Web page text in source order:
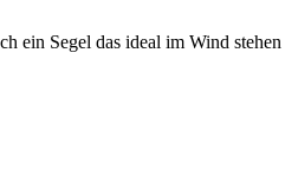
ein Segel das ideal im Wind stehen